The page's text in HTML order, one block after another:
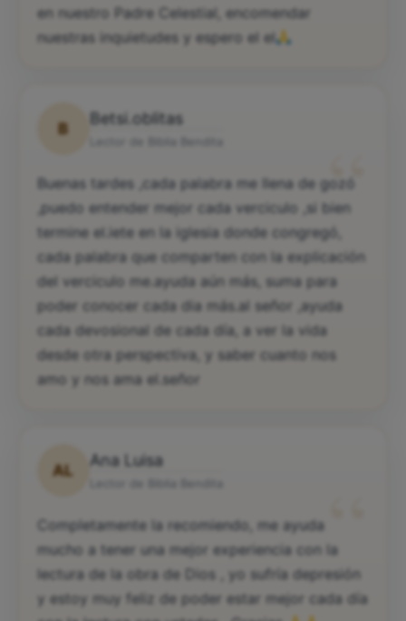
en nuestro Padre Celestial, encomendar
nuestras inquietudes y espero el el
B
Betsi.oblitas
“
Buenas tardes ,cada palabra me llena de gozó
,puedo entender mejor cada verciculo ,si bien
termine el.iete en la iglesia donde congregó,
cada palabra que comparten con la explicación
del verciculo me.ayuda aún más, suma para
poder conocer cada dia más.al señor ,ayuda
cada devosional de cada día, a ver la vida
desde otra perspectiva, y saber cuanto nos
amo y nos ama el.señor
AL
Ana Luisa
“
Completamente la recomiendo, me ayuda
mucho a tener una mejor experiencia con la
lectura de la obra de Dios , yo sufría depresión
y estoy muy feliz de poder estar mejor cada día